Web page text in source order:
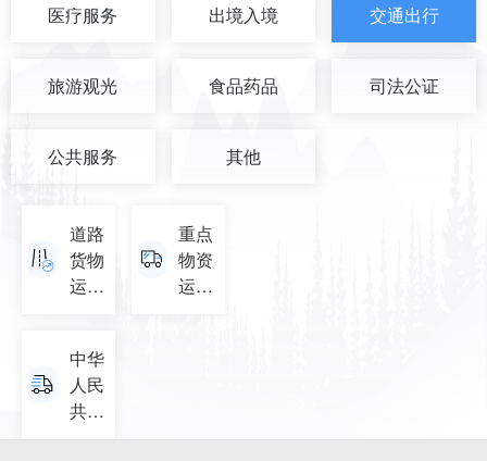
医疗服务 出境入境 交通出行
旅游观光 食品药品 司法公证
公共服务 其他
道路
货物
运输
证
重点
物资
运输
询
中华
人民
共和
国道